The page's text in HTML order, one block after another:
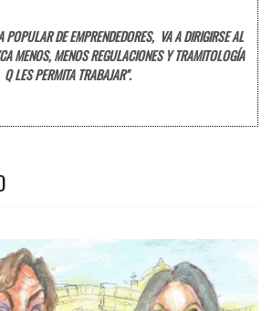
POPULAR DE EMPRENDEDORES, VA A DIRIGIRSE AL
MENOS, MENOS REGULACIONES Y TRAMITOLOGÍA
Q LES PERMITA TRABAJAR".